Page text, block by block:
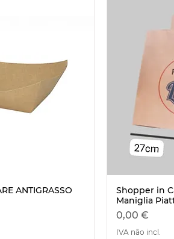
rápida
ANTIGRASSO
Shopper in
Maniglia
Preço
0,00 €
IVA não incl.